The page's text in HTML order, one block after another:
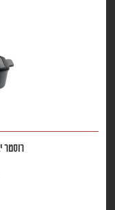
רוסטר יציקה 30 ס"מ